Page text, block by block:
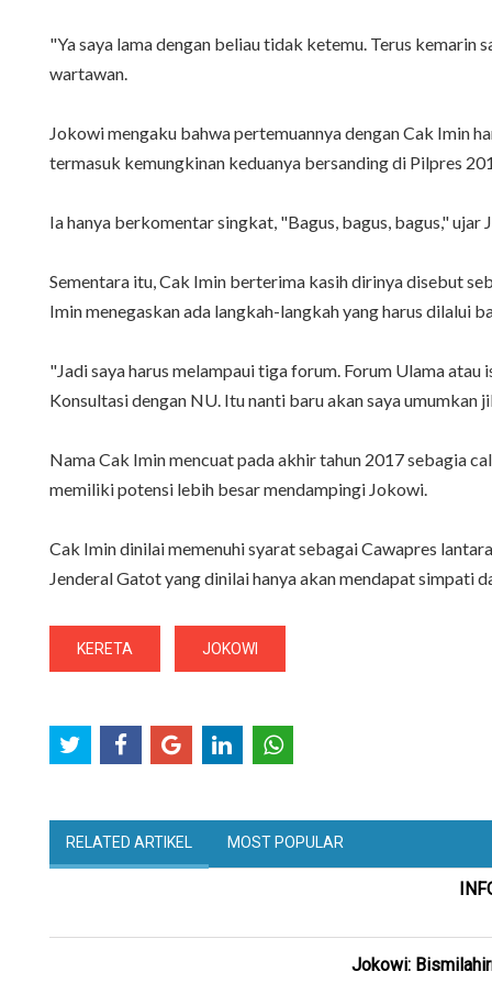
"Ya saya lama dengan beliau tidak ketemu. Terus
wartawan.
Jokowi mengaku bahwa pertemuannya dengan Cak Imin
termasuk kemungkinan keduanya bersanding di Pilpres
Ia hanya berkomentar singkat, "Bagus, bagus, bagus," ujar
Sementara itu, Cak Imin berterima kasih dirinya disebut
Imin menegaskan ada langkah-langkah yang harus dilalui
"Jadi saya harus melampaui tiga forum. Forum Ulama
Konsultasi dengan NU. Itu nanti baru akan saya umumkan
Nama Cak Imin mencuat pada akhir tahun 2017 sebagia
memiliki potensi lebih besar mendampingi Jokowi.
Cak Imin dinilai memenuhi syarat sebagai Cawapres
Jenderal Gatot yang dinilai hanya akan mendapat simpati
KERETA JOKOWI
RELATED ARTIKEL MOST POPULAR
Jokowi: